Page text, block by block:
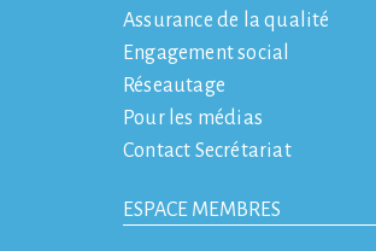
Assurance de la qualité
Engagement social
Réseautage
Pour les médias
Contact Secrétariat
ESPACE MEMBRES